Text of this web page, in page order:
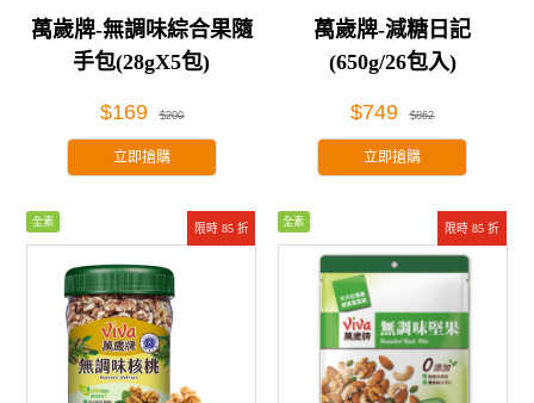
萬歲牌-無調味綜合果隨
手包(28gX5包)
$169 $200
立即搶購
萬歲牌-減糖日記
(650g/26包入)
$749 $862
立即搶購
限時 85 折
全素
限時 85 折
全素